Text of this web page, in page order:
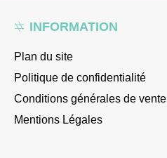
INFORMATION
Plan du site
Politique de confidentialité
Conditions générales de vente
Mentions Légales